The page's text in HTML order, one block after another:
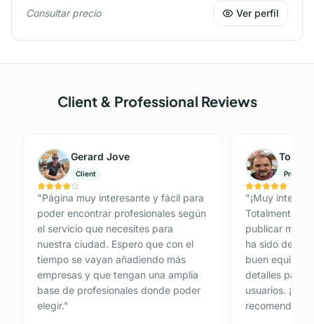
Consultar precio Ver perfil
Client & Professional Reviews
Gerard Jove
Client
"Página muy interesante y fácil para
poder encontrar profesionales según
el servicio que necesites para
nuestra ciudad. Espero que con el
tiempo se vayan añadiendo más
empresas y que tengan una amplia
base de profesionales donde poder
elegir."
Tomás
"¡Muy
Totalmente
publicar mi
ha sido de 10.
buen equipo
detalles para
usuarios.
recomendada!